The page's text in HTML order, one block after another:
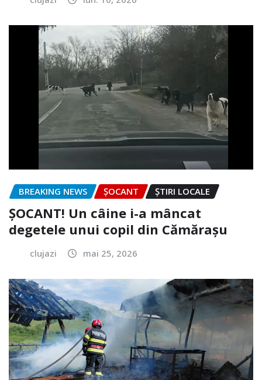
BREAKING NEWS ȘOCANT ȘTIRI LOCALE
ȘOCANT! Un câine i-a mâncat
degetele unui copil din Cămărașu
clujazi mai 25, 2026